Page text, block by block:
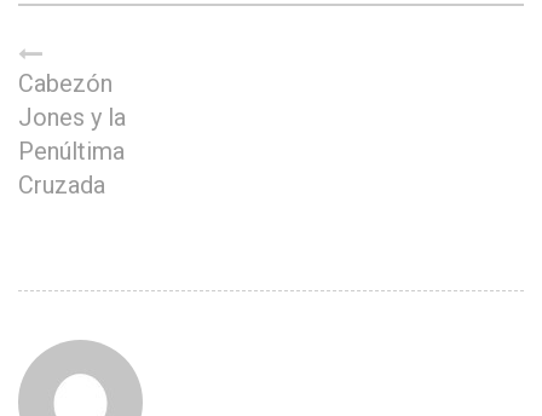
Cabezón
Jones y la
Penúltima
Cruzada